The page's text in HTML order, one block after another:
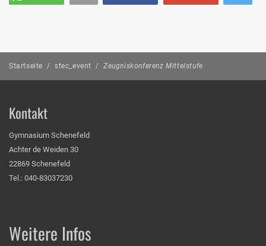
Startseite / stec_event / Zeugniskonferenz Mittelstufe
Kontakt
Gymnasium Schenefeld
Achter de Weiden 30
22869 Schenefeld
Tel.: 040-83037230
Weitere Infos